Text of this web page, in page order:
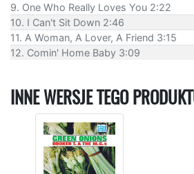
9. One Who Really Loves You 2:22
10. I Can't Sit Down 2:46
11. A Woman, A Lover, A Friend 3:15
12. Comin' Home Baby 3:09
INNE WERSJE TEGO